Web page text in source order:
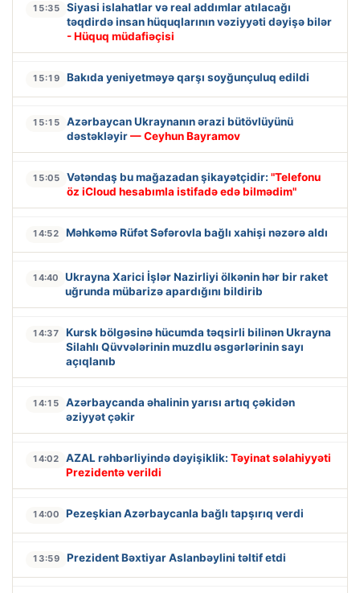
15:35
Siyasi islahatlar və real addımlar atılacağı
təqdirdə insan hüquqlarının vəziyyəti dəyişə bilər
- Hüquq müdafiəçisi
15:19 Bakıda yeniyetməyə qarşı soyğunçuluq edildi
15:15
Azərbaycan Ukraynanın ərazi bütövlüyünü
dəstəkləyir— Ceyhun Bayramov
15:05 Vətəndaş bu mağazadan şikayətçidir: "Telefonu
öz iCloud hesabımla istifadə edə bilmədim"
14:52 Məhkəmə Rüfət Səfərovla bağlı xahişi nəzərə aldı
14:40
Ukrayna Xarici İşlər Nazirliyi ölkənin hər bir raket
uğrunda mübarizə apardığını bildirib
14:37
Kursk bölgəsinə hücumda təqsirli bilinən Ukrayna
Silahlı Qüvvələrinin muzdlu əsgərlərinin sayı
açıqlanıb
14:15
Azərbaycanda əhalinin yarısı artıq çəkidən
əziyyət çəkir
14:02 AZAL rəhbərliyində dəyişiklik: Təyinat səlahiyyəti
Prezidentə verildi
14:00 Pezeşkian Azərbaycanla bağlı tapşırıq verdi
13:59 Prezident Bəxtiyar Aslanbəylini təltif etdi